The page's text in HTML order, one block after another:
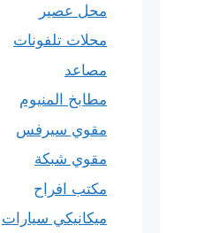
محل عصير
محلات تلفونات
مصاعد
مطابخ المنيوم
مقوي سيرفس
مقوي شبكة
مكتب افراح
ميكانيكي سيارات